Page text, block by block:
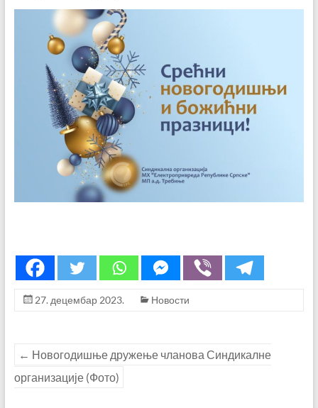
27. децембар 2023. Новости
← Новогодишње дружење чланова Синдикалне
организације (Фото)